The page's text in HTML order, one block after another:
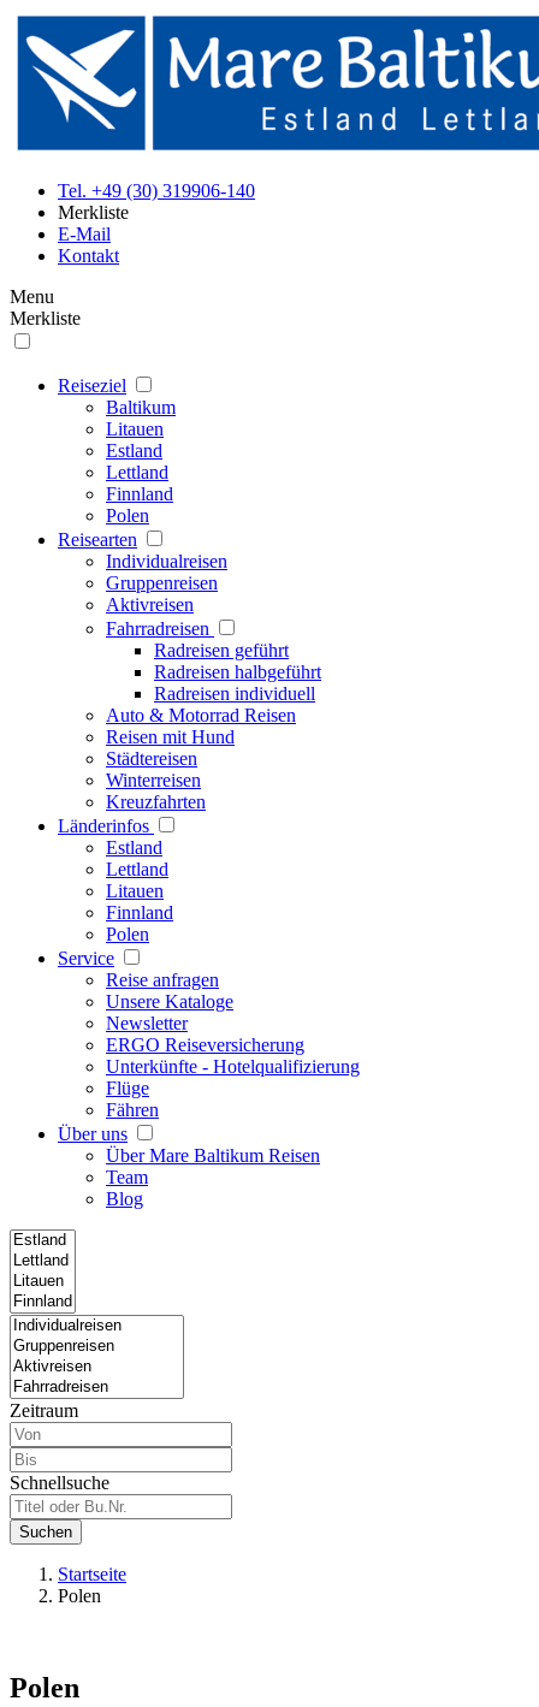
Tel. +49 (30) 319906-140
Merkliste
E-Mail
Kontakt
Menu
Merkliste
Reiseziel
Baltikum
Litauen
Estland
Lettland
Finnland
Polen
Reisearten
Individualreisen
Gruppenreisen
Aktivreisen
Fahrradreisen
Radreisen geführt
Radreisen halbgeführt
Radreisen individuell
Auto & Motorrad Reisen
Reisen mit Hund
Städtereisen
Winterreisen
Kreuzfahrten
Länderinfos
Estland
Lettland
Litauen
Finnland
Polen
Service
Reise anfragen
Unsere Kataloge
Newsletter
ERGO Reiseversicherung
Unterkünfte - Hotelqualifizierung
Flüge
Fähren
Über uns
Über Mare Baltikum Reisen
Team
Blog
Zeitraum
Schnellsuche
Suchen
Startseite
Polen
Polen